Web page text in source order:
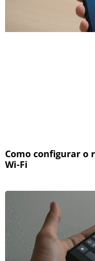
Como configurar o
Wi-Fi